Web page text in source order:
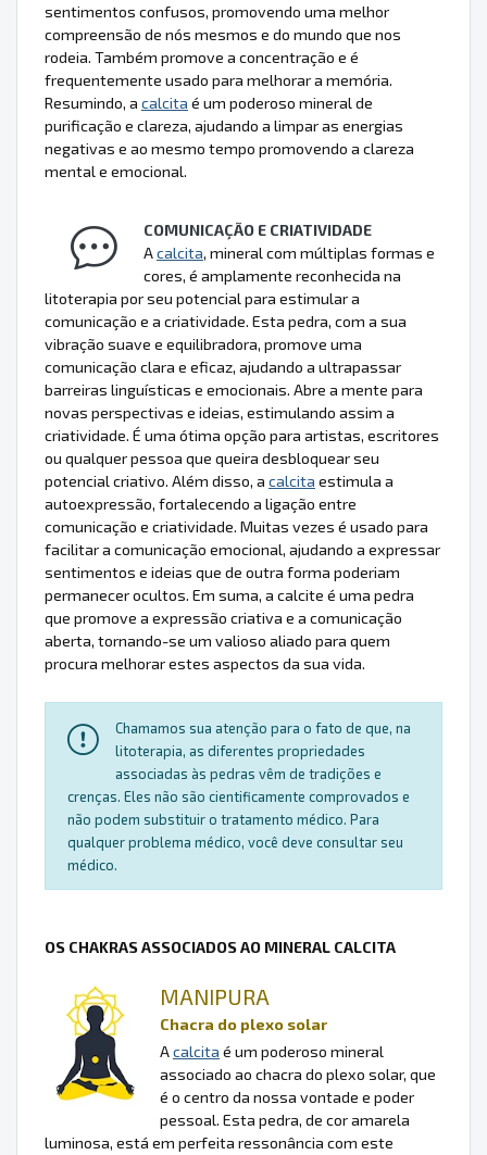
sentimentos confusos, promovendo uma melhor
compreensão de nós mesmos e do mundo que nos
rodeia. Também promove a concentração e é
frequentemente usado para melhorar a memória.
Resumindo, a calcita é um poderoso mineral de
purificação e clareza, ajudando a limpar as energias
negativas e ao mesmo tempo promovendo a clareza
mental e emocional.
COMUNICAÇÃO E CRIATIVIDADE
Acalcita, mineral com múltiplas formas e
cores, é amplamente reconhecida na
litoterapia por seu potencial para estimular a
comunicação e a criatividade. Esta pedra, com a sua
vibração suave e equilibradora, promove uma
comunicação clara e eficaz, ajudando a ultrapassar
barreiras linguísticas e emocionais. Abre a mente para
novas perspectivas e ideias, estimulando assim a
criatividade. É uma ótima opção para artistas, escritores
ou qualquer pessoa que queira desbloquear seu
potencial criativo. Além disso, a calcita estimula a
autoexpressão, fortalecendo a ligação entre
comunicação e criatividade. Muitas vezes é usado para
facilitar a comunicação emocional, ajudando a expressar
sentimentos e ideias que de outra forma poderiam
permanecer ocultos. Em suma, a calcite é uma pedra
que promove a expressão criativa e a comunicação
aberta, tornando-se um valioso aliado para quem
procura melhorar estes aspectos da sua vida.
Chamamos sua atenção para o fato de que, na
litoterapia, as diferentes propriedades
associadas às pedras vêm de tradições e
crenças. Eles não são cientificamente comprovados e
não podem substituir o tratamento médico. Para
qualquer problema médico, você deve consultar seu
médico.
OS CHAKRAS ASSOCIADOS AO MINERAL CALCITA
MANIPURA
Chacra do plexo solar
Acalcita é um poderoso mineral
associado ao chacra do plexo solar, que
é o centro da nossa vontade e poder
pessoal. Esta pedra, de cor amarela
luminosa, está em perfeita ressonância com este